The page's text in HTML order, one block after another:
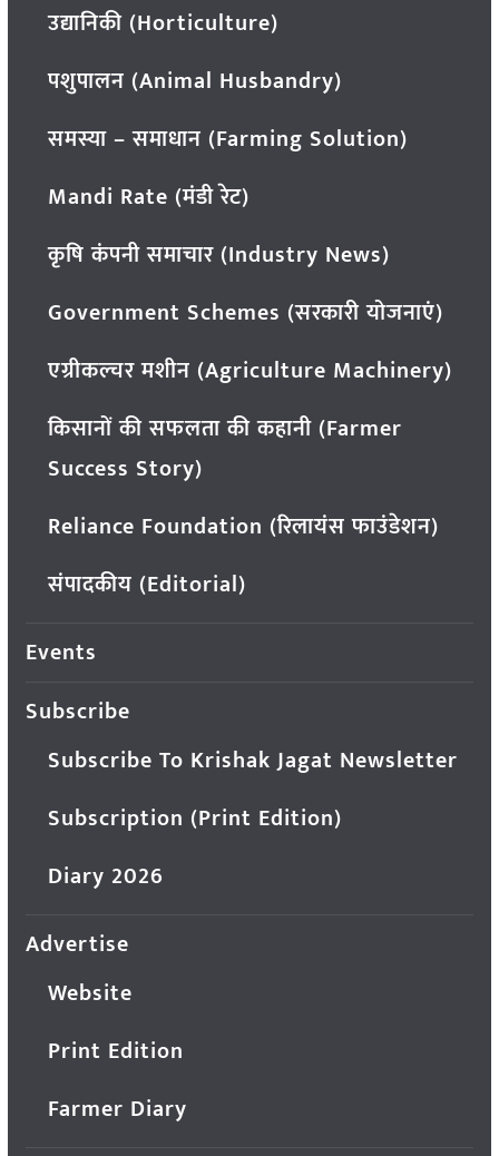
उद्यानिकी (Horticulture)
पशुपालन (Animal Husbandry)
समस्या – समाधान (Farming Solution)
Mandi Rate (मंडी रेट)
कृषि कंपनी समाचार (Industry News)
Government Schemes (सरकारी योजनाएं)
एग्रीकल्चर मशीन (Agriculture Machinery)
किसानों की सफलता की कहानी (Farmer
Success Story)
Reliance Foundation (रिलायंस फाउंडेशन)
संपादकीय (Editorial)
Events
Subscribe
Subscribe To Krishak Jagat Newsletter
Subscription (Print Edition)
Diary 2026
Advertise
Website
Print Edition
Farmer Diary